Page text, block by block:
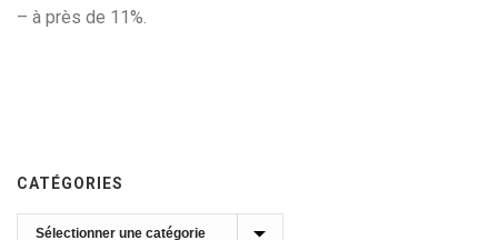
– à près de 11%.
CATÉGORIES
Catégories